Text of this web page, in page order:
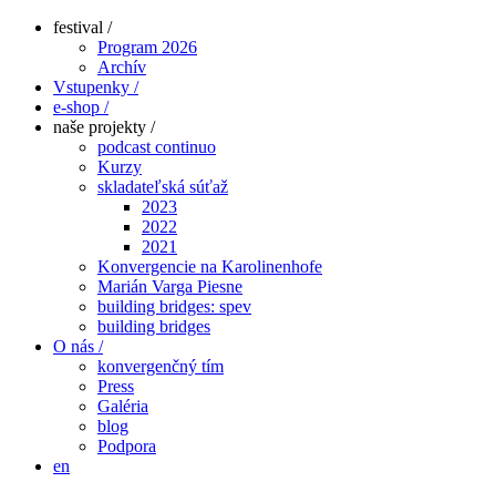
festival /
Program 2026
Archív
Vstupenky /
e-shop /
naše projekty /
podcast continuo
Kurzy
skladateľská súťaž
2023
2022
2021
Konvergencie na Karolinenhofe
Marián Varga Piesne
building bridges: spev
building bridges
O nás /
konvergenčný tím
Press
Galéria
blog
Podpora
en